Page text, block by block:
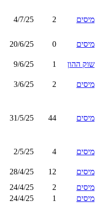
מיסים 2
4/7/25
מיסים 0
20/6/25
שוק ההון 1
9/6/25
מיסים 2
3/6/25
מיסים 44
31/5/25
מיסים 4
2/5/25
מיסים 12
28/4/25
מיסים 2
24/4/25
מיסים 1
24/4/25